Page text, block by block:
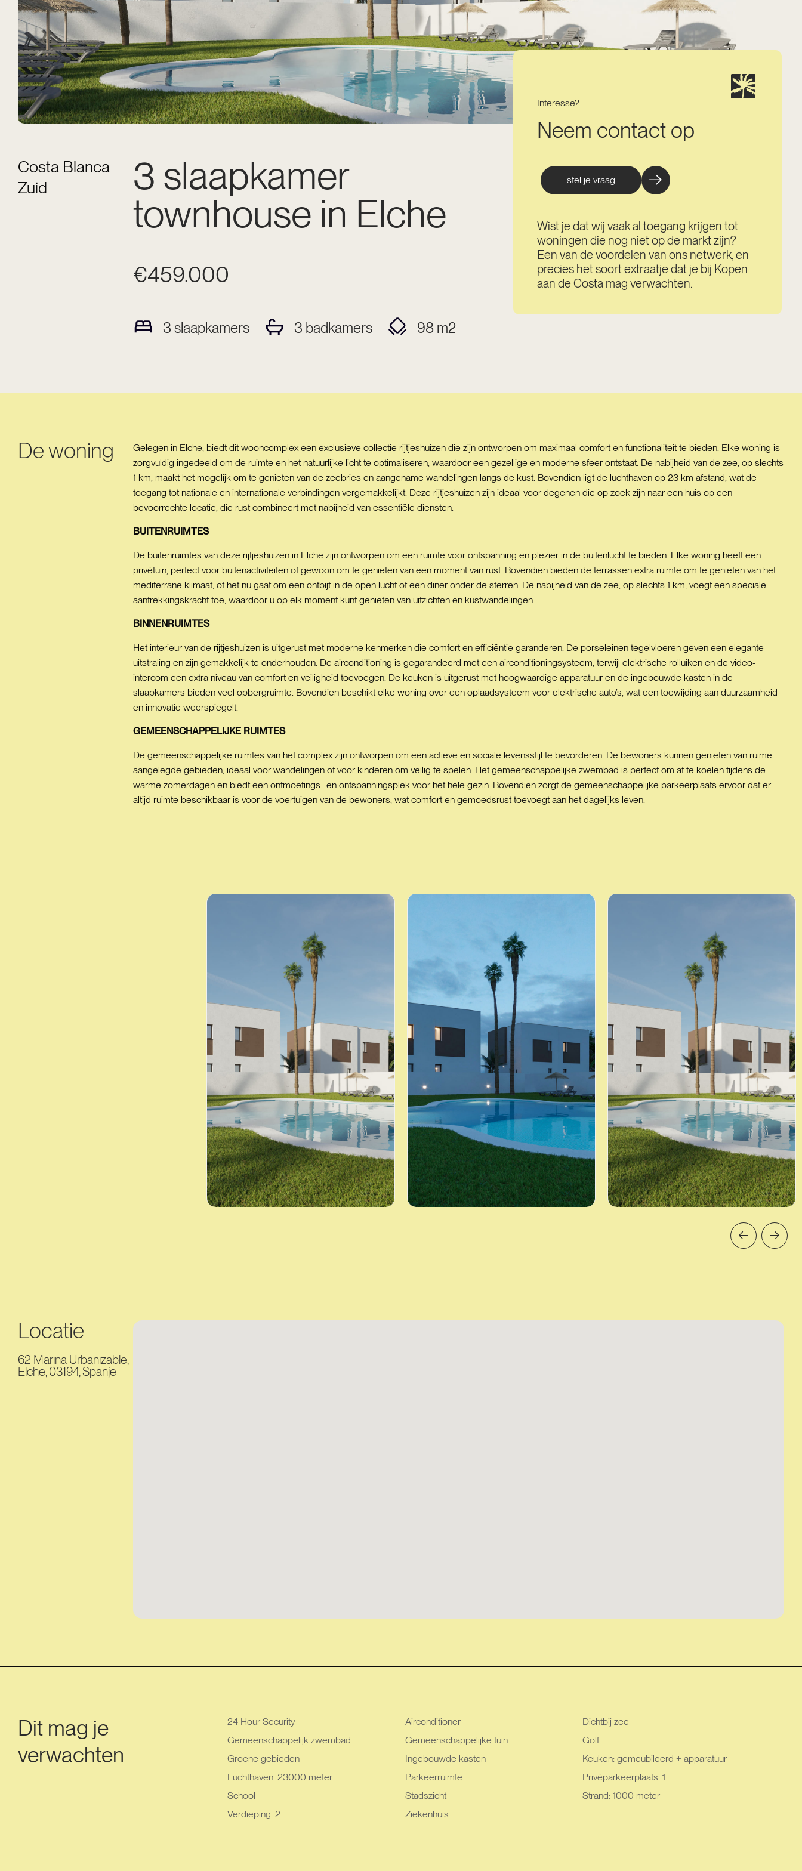
Costa Blanca
Zuid
3 slaapkamer
townhouse in Elche
€459.000
3 slaapkamers 3 badkamers 98 m2
Interesse?
Neem contact op
stel je vraag
Wist je dat wij vaak al toegang krijgen tot
woningen die nog niet op de markt zijn?
Een van de voordelen van ons netwerk, en
precies het soort extraatje dat je bij Kopen
aan de Costa mag verwachten.
De woning
Gelegen in Elche, biedt dit wooncomplex een exclusieve collectie rijtjeshuizen die zijn ontworpen om maximaal comfort en functionaliteit te bieden. Elke woning is
zorgvuldig ingedeeld om de ruimte en het natuurlijke licht te optimaliseren, waardoor een gezellige en moderne sfeer ontstaat. De nabijheid van de zee, op slechts
1 km, maakt het mogelijk om te genieten van de zeebries en aangename wandelingen langs de kust. Bovendien ligt de luchthaven op 23 km afstand, wat de
toegang tot nationale en internationale verbindingen vergemakkelijkt. Deze rijtjeshuizen zijn ideaal voor degenen die op zoek zijn naar een huis op een
bevoorrechte locatie, die rust combineert met nabijheid van essentiële diensten.
BUITENRUIMTES
De buitenruimtes van deze rijtjeshuizen in Elche zijn ontworpen om een ruimte voor ontspanning en plezier in de buitenlucht te bieden. Elke woning heeft een
privétuin, perfect voor buitenactiviteiten of gewoon om te genieten van een moment van rust. Bovendien bieden de terrassen extra ruimte om te genieten van het
mediterrane klimaat, of het nu gaat om een ontbijt in de open lucht of een diner onder de sterren. De nabijheid van de zee, op slechts 1 km, voegt een speciale
aantrekkingskracht toe, waardoor u op elk moment kunt genieten van uitzichten en kustwandelingen.
BINNENRUIMTES
Het interieur van de rijtjeshuizen is uitgerust met moderne kenmerken die comfort en efficiëntie garanderen. De porseleinen tegelvloeren geven een elegante
uitstraling en zijn gemakkelijk te onderhouden. De airconditioning is gegarandeerd met een airconditioningsysteem, terwijl elektrische rolluiken en de video-
intercom een extra niveau van comfort en veiligheid toevoegen. De keuken is uitgerust met hoogwaardige apparatuur en de ingebouwde kasten in de
slaapkamers bieden veel opbergruimte. Bovendien beschikt elke woning over een oplaadsysteem voor elektrische auto’s, wat een toewijding aan duurzaamheid
en innovatie weerspiegelt.
GEMEENSCHAPPELIJKE RUIMTES
De gemeenschappelijke ruimtes van het complex zijn ontworpen om een actieve en sociale levensstijl te bevorderen. De bewoners kunnen genieten van ruime
aangelegde gebieden, ideaal voor wandelingen of voor kinderen om veilig te spelen. Het gemeenschappelijke zwembad is perfect om af te koelen tijdens de
warme zomerdagen en biedt een ontmoetings- en ontspanningsplek voor het hele gezin. Bovendien zorgt de gemeenschappelijke parkeerplaats ervoor dat er
altijd ruimte beschikbaar is voor de voertuigen van de bewoners, wat comfort en gemoedsrust toevoegt aan het dagelijks leven.
Locatie
62 Marina Urbanizable,
Elche, 03194, Spanje
Dit mag je
verwachten
24 Hour Security Airconditioner
Dichtbij zee
Gemeenschappelijk zwembad
Gemeenschappelijke tuin
Golf
Groene gebieden
Ingebouwde kasten
Keuken: gemeubileerd + apparatuur
Luchthaven: 23000 meter
Parkeerruimte
Privéparkeerplaats: 1
School
Stadszicht
Strand: 1000 meter
Verdieping: 2
Ziekenhuis